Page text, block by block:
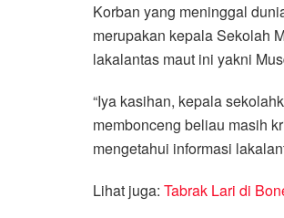
Korban yang meninggal
merupakan kepala Sekolah
lakalantas maut ini yakni
“Iya kasihan, kepala
membonceng beliau masih
mengetahui informasi
Lihat juga: Tabrak Lari di